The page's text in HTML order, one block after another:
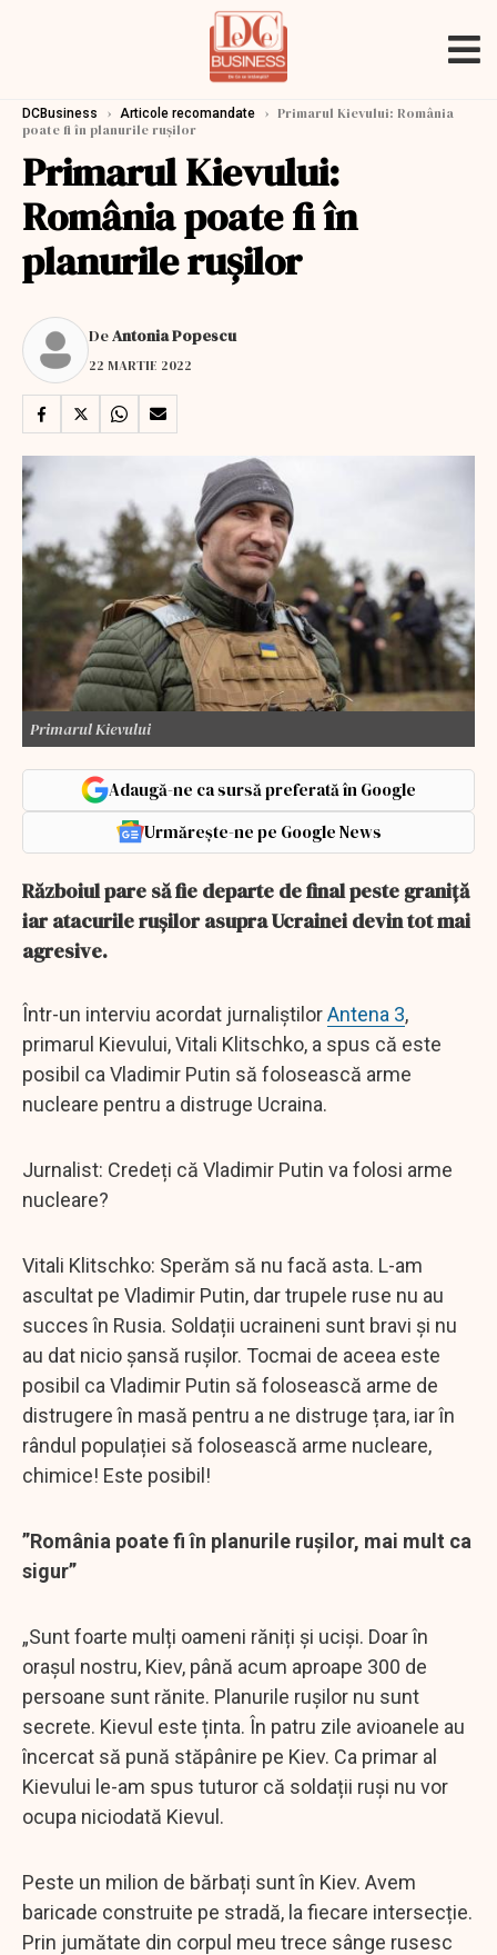
DCBusiness › Articole recomandate › Primarul Kievului: România
poate fi în planurile rușilor
Primarul Kievului:
România poate fi în
planurile rușilor
DeAntonia Popescu
22 MARTIE 2022
Primarul Kievului
Adaugă-ne ca sursă preferată în Google
Urmărește-ne pe Google News
Războiul pare să fie departe de final peste graniță
iar atacurile rușilor asupra Ucrainei devin tot mai
agresive.
Într-un interviu acordat jurnaliștilorAntena 3,
primarul Kievului, Vitali Klitschko, a spus că este
posibil ca Vladimir Putin să folosească arme
nucleare pentru a distruge Ucraina.
Jurnalist: Credeți că Vladimir Putin va folosi arme
nucleare?
Vitali Klitschko: Sperăm să nu facă asta. L-am
ascultat pe Vladimir Putin, dar trupele ruse nu au
succes în Rusia. Soldații ucraineni sunt bravi și nu
au dat nicio șansă rușilor. Tocmai de aceea este
posibil ca Vladimir Putin să folosească arme de
distrugere în masă pentru a ne distruge țara, iar în
rândul populației să folosească arme nucleare,
chimice! Este posibil!
”România poate fi în planurile rușilor, mai mult ca
sigur”
„Sunt foarte mulți oameni răniți și uciși. Doar în
orașul nostru, Kiev, până acum aproape 300 de
persoane sunt rănite. Planurile rușilor nu sunt
secrete. Kievul este ținta. În patru zile avioanele au
încercat să pună stăpânire pe Kiev. Ca primar al
Kievului le-am spus tuturor că soldații ruși nu vor
ocupa niciodată Kievul.
Peste un milion de bărbați sunt în Kiev. Avem
baricade construite pe stradă, la fiecare intersecție.
Prin jumătate din corpul meu trece sânge rusesc